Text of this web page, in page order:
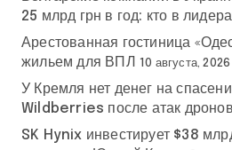
25 млрд грн в год: кто в
Арестованная гостиница
жильем для ВПЛ
10 августа, 2026
У Кремля нет денег на
Wildberries после атак дронов
SK Hynix инвестирует $38